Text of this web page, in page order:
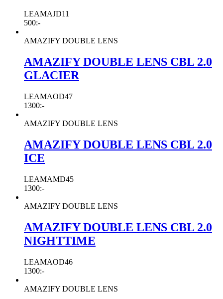
LEAMAJD11
500:-
AMAZIFY DOUBLE LENS
AMAZIFY DOUBLE LENS CBL 2.0
GLACIER
LEAMAOD47
1300:-
AMAZIFY DOUBLE LENS
AMAZIFY DOUBLE LENS CBL 2.0
ICE
LEAMAMD45
1300:-
AMAZIFY DOUBLE LENS
AMAZIFY DOUBLE LENS CBL 2.0
NIGHTTIME
LEAMAOD46
1300:-
AMAZIFY DOUBLE LENS